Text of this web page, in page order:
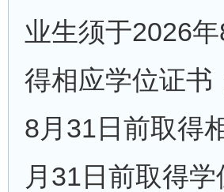
业生须于2026
得相应学位证书
8月31日前取得
月31日前取得学